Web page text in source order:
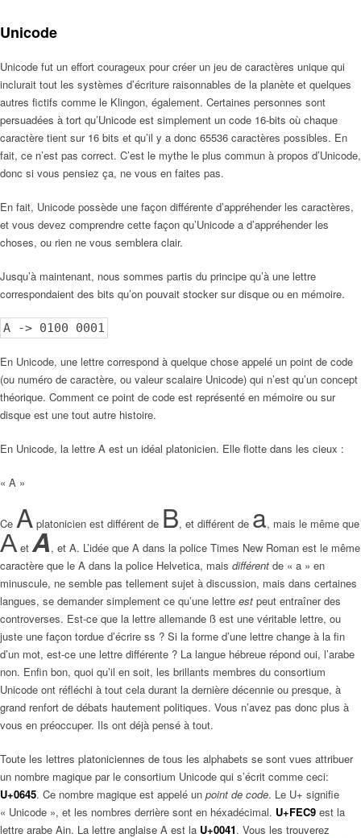
Unicode
Unicode fut un effort courageux pour créer un jeu de caractères unique qui
inclurait tout les systèmes d’écriture raisonnables de la planète et quelques
autres fictifs comme le Klingon, également. Certaines personnes sont
persuadées à tort qu’Unicode est simplement un code 16-bits où chaque
caractère tient sur 16 bits et qu’il y a donc 65536 caractères possibles. En
fait, ce n’est pas correct. C’est le mythe le plus commun à propos d’Unicode,
donc si vous pensiez ça, ne vous en faites pas.
En fait, Unicode possède une façon différente d’appréhender les caractères,
et vous devez comprendre cette façon qu’Unicode a d’appréhender les
choses, ou rien ne vous semblera clair.
Jusqu’à maintenant, nous sommes partis du principe qu’à une lettre
correspondaient des bits qu’on pouvait stocker sur disque ou en mémoire.
A -> 0100 0001
En Unicode, une lettre correspond à quelque chose appelé un point de code
(ou numéro de caractère, ou valeur scalaire Unicode) qui n’est qu’un concept
théorique. Comment ce point de code est représenté en mémoire ou sur
disque est une tout autre histoire.
En Unicode, la lettre A est un idéal platonicien. Elle flotte dans les cieux :
« A »
Ce A platonicien est différent de B, et différent de a, mais le même que
A etA, et A. L’idée que A dans la police Times New Roman est le même
caractère que le A dans la police Helvetica, mais différent de « a » en
minuscule, ne semble pas tellement sujet à discussion, mais dans certaines
langues, se demander simplement ce qu’une lettre est peut entraîner des
controverses. Est-ce que la lettre allemande ß est une véritable lettre, ou
juste une façon tordue d’écrire ss ? Si la forme d’une lettre change à la fin
d’un mot, est-ce une lettre différente ? La langue hébreue répond oui, l’arabe
non. Enfin bon, quoi qu’il en soit, les brillants membres du consortium
Unicode ont réfléchi à tout cela durant la dernière décennie ou presque, à
grand renfort de débats hautement politiques. Vous n’avez pas donc plus à
vous en préoccuper. Ils ont déjà pensé à tout.
Toute les lettres platoniciennes de tous les alphabets se sont vues attribuer
un nombre magique par le consortium Unicode qui s’écrit comme ceci:
U+0645. Ce nombre magique est appelé un point de code. Le U+ signifie
« Unicode », et les nombres derrière sont en héxadécimal. U+FEC9 est la
lettre arabe Ain. La lettre anglaise A est la U+0041. Vous les trouverez